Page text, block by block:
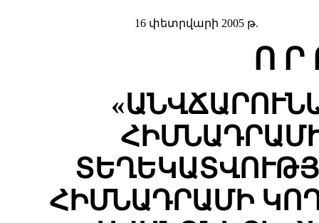
16 փետրվարի 2005 թ.
Ո Ր
ՀԻՄՆԱԴՐԱՄԻ